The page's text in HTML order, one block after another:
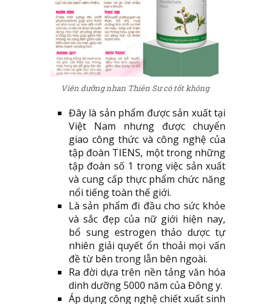
Viên dưỡng nhan Thiên Sư có tốt không
Đây là sản phẩm được sản xuất tại
Việt Nam nhưng được chuyển
giao công thức và công nghệ của
tập đoàn TIENS, một trong những
tập đoàn số 1 trong việc sản xuất
và cung cấp thực phẩm chức năng
nổi tiếng toàn thế giới.
Là sản phẩm đi đầu cho sức khỏe
và sắc đẹp của nữ giới hiện nay,
bổ sung estrogen thảo dược tự
nhiên giải quyết ổn thoải mọi vấn
đề từ bên trong lẫn bên ngoài.
Ra đời dựa trên nền tảng văn hóa
dinh dưỡng 5000 năm của Đông y.
Áp dụng công nghệ chiết xuất sinh